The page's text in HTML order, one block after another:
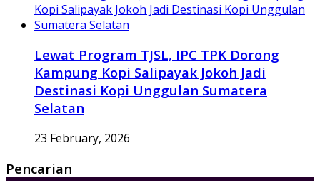
Lewat Program TJSL, IPC TPK Dorong
Kampung Kopi Salipayak Jokoh Jadi
Destinasi Kopi Unggulan Sumatera
Selatan
23 February, 2026
Pencarian